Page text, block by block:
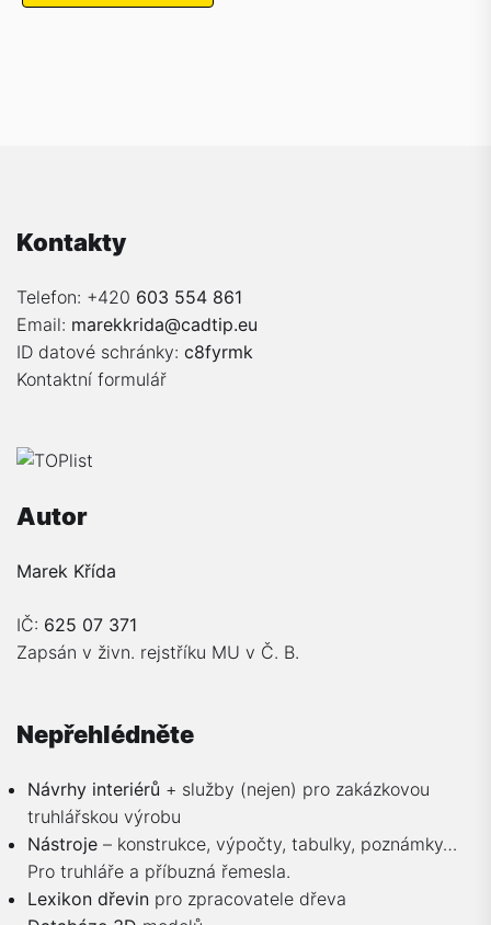
Kontakty
Telefon: +420 603 554 861
Email: marekkrida@cadtip.eu
ID datové schránky: c8fyrmk
Kontaktní formulář
Autor
Marek Křída
IČ: 625 07 371
Zapsán v živn. rejstříku MU v Č. B.
Nepřehlédněte
Návrhy interiérů + služby (nejen) pro zakázkovou
truhlářskou výrobu
Nástroje – konstrukce, výpočty, tabulky, poznámky…
Pro truhláře a příbuzná řemesla.
Lexikon dřevin pro zpracovatele dřeva